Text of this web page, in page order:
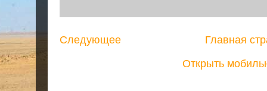
Следующее
Главная
Открыть